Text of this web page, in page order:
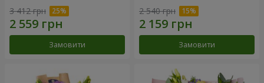
3 412 грн
Замовити
2 540 грн
Замовити